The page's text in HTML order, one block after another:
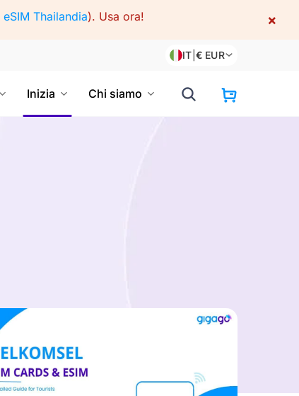
eSIM Thailandia). Usa ora! ×
IT |€ EUR
Inizia Chi siamo